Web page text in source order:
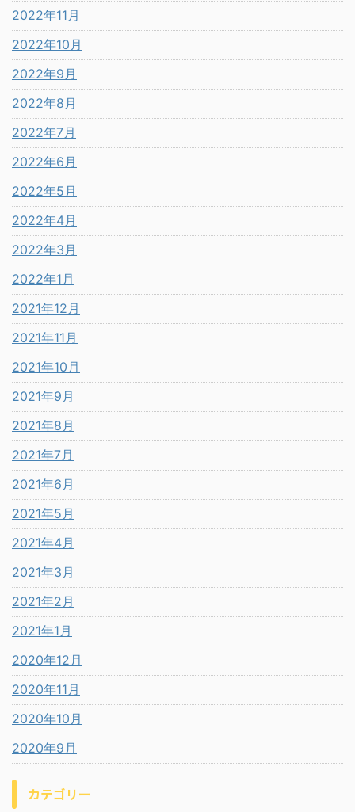
2022年11月
2022年10月
2022年9月
2022年8月
2022年7月
2022年6月
2022年5月
2022年4月
2022年3月
2022年1月
2021年12月
2021年11月
2021年10月
2021年9月
2021年8月
2021年7月
2021年6月
2021年5月
2021年4月
2021年3月
2021年2月
2021年1月
2020年12月
2020年11月
2020年10月
2020年9月
カテゴリー